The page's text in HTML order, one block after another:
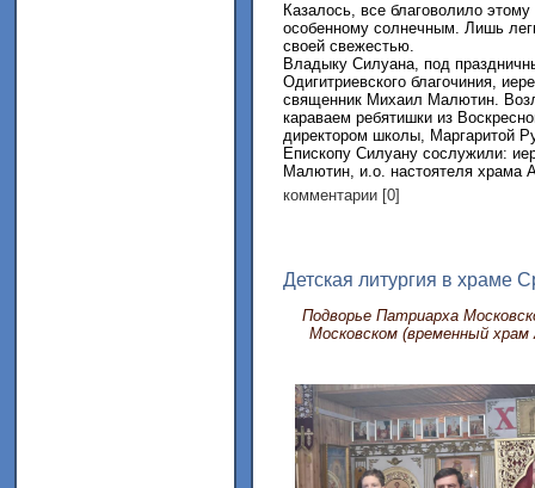
Казалось, все благоволило
особенному солнечным. Лишь
своей свежестью.
Владыку Силуана, под
Одигитриевского благочиния,
священник Михаил Малютин.
караваем ребятишки из
директором школы, Маргаритой
Епископу Силуану сослужили:
Малютин, и.о. настоятеля храма
комментарии [0]
Детская литургия в храме
Подворье Патриарха
Московском (временный храм